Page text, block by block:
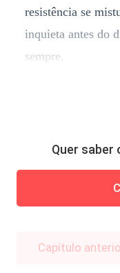
resistência se
inquieta antes do
sempre.
Quer saber
Capítulo